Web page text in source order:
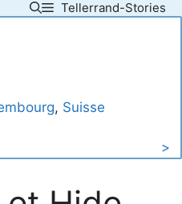
Tellerrand-Stories
, Suisse
>